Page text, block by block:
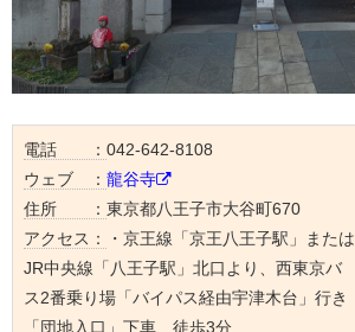
電話 ： 042-642-8108
ウェブ ： 龍谷寺
住所 ： 東京都八王子市大谷町670
アクセス：
・京王線「京王八王子駅」または
JR中央線「八王子駅」北口より、西東京バ
ス2番乗り場「バイパス経由宇津木台」行き
「団地入口」下車、徒歩3分